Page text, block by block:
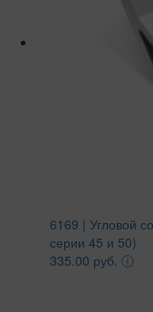
6169 | Угловой
серии 45 и 50)
335.00 руб. ⓘ